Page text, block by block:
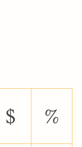
$ %